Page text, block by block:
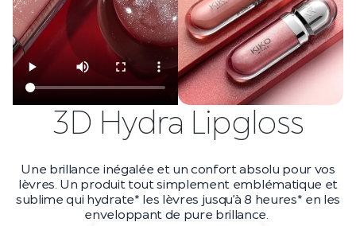
3D Hydra Lipgloss
Une brillance inégalée et un confort absolu pour vos
lèvres. Un produit tout simplement emblématique et
sublime qui hydrate* les lèvres jusqu’à 8 heures* en les
enveloppant de pure brillance.